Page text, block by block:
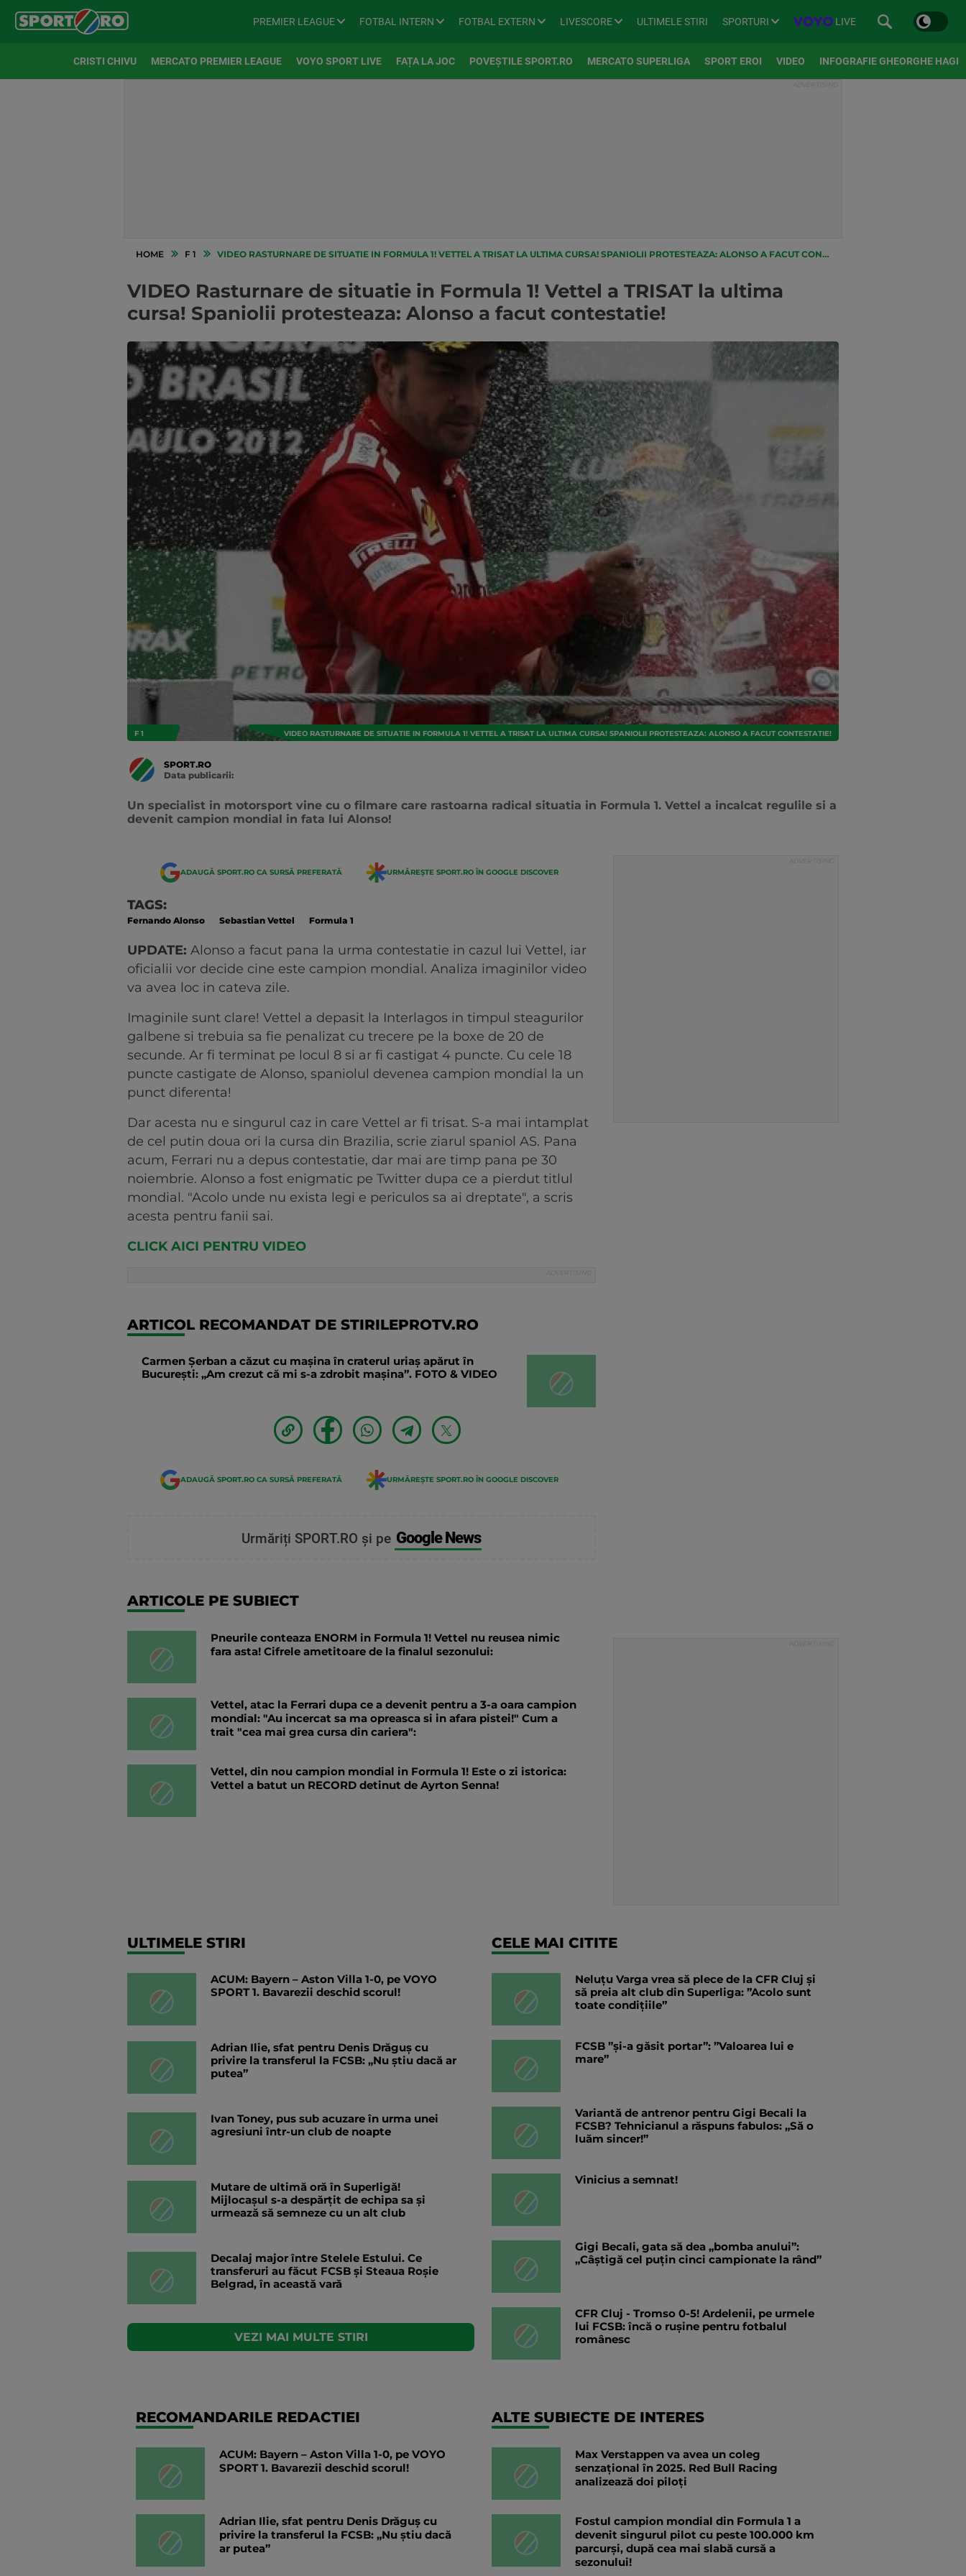
PREMIER LEAGUE FOTBAL INTERN FOTBAL EXTERN LIVESCORE ULTIMELE STIRI SPORTURI LIVE
CRISTI CHIVU MERCATO PREMIER LEAGUE VOYO SPORT LIVE FAȚA LA JOC POVEȘTILE SPORT.RO MERCATO SUPERLIGA SPORT EROI VIDEO INFOGRAFIE GHEORGHE HAGI
HOME F 1 VIDEO RASTURNARE DE SITUATIE IN FORMULA 1! VETTEL A TRISAT LA ULTIMA CURSA! SPANIOLII PROTESTEAZA: ALONSO A FACUT CONTESTATIE!
VIDEO Rasturnare de situatie in Formula 1! Vettel a TRISAT la ultima
cursa! Spaniolii protesteaza: Alonso a facut contestatie!
F 1 VIDEO RASTURNARE DE SITUATIE IN FORMULA 1! VETTEL A TRISAT LA ULTIMA CURSA! SPANIOLII PROTESTEAZA: ALONSO A FACUT CONTESTATIE!
SPORT.RO
Data publicarii:
Un specialist in motorsport vine cu o filmare care rastoarna radical situatia in Formula 1. Vettel a incalcat regulile si a
devenit campion mondial in fata lui Alonso!
ADAUGĂ SPORT.RO CA SURSĂ PREFERATĂ URMĂREȘTE SPORT.RO ÎN GOOGLE DISCOVER
TAGS:
Fernando Alonso Sebastian Vettel Formula 1
UPDATE: Alonso a facut pana la urma contestatie in cazul lui Vettel, iar
oficialii vor decide cine este campion mondial. Analiza imaginilor video
va avea loc in cateva zile.
Imaginile sunt clare! Vettel a depasit la Interlagos in timpul steagurilor
galbene si trebuia sa fie penalizat cu trecere pe la boxe de 20 de
secunde. Ar fi terminat pe locul 8 si ar fi castigat 4 puncte. Cu cele 18
puncte castigate de Alonso, spaniolul devenea campion mondial la un
punct diferenta!
Dar acesta nu e singurul caz in care Vettel ar fi trisat. S-a mai intamplat
de cel putin doua ori la cursa din Brazilia, scrie ziarul spaniol AS. Pana
acum, Ferrari nu a depus contestatie, dar mai are timp pana pe 30
noiembrie. Alonso a fost enigmatic pe Twitter dupa ce a pierdut titlul
mondial. "Acolo unde nu exista legi e periculos sa ai dreptate", a scris
acesta pentru fanii sai.
CLICK AICI PENTRU VIDEO
ARTICOL RECOMANDAT DE STIRILEPROTV.RO
Carmen Șerban a căzut cu mașina în craterul uriaș apărut în
București: „Am crezut că mi s-a zdrobit mașina”. FOTO & VIDEO
ADAUGĂ SPORT.RO CA SURSĂ PREFERATĂ URMĂREȘTE SPORT.RO ÎN GOOGLE DISCOVER
Urmăriți SPORT.RO și pe Google News
ARTICOLE PE SUBIECT
Pneurile conteaza ENORM in Formula 1! Vettel nu reusea nimic
fara asta! Cifrele ametitoare de la finalul sezonului:
Vettel, atac la Ferrari dupa ce a devenit pentru a 3-a oara campion
mondial: "Au incercat sa ma opreasca si in afara pistei!" Cum a
trait "cea mai grea cursa din cariera":
Vettel, din nou campion mondial in Formula 1! Este o zi istorica:
Vettel a batut un RECORD detinut de Ayrton Senna!
ULTIMELE STIRI
ACUM: Bayern – Aston Villa 1-0, pe VOYO
SPORT 1. Bavarezii deschid scorul!
Adrian Ilie, sfat pentru Denis Drăguș cu
privire la transferul la FCSB: „Nu știu dacă ar
putea”
Ivan Toney, pus sub acuzare în urma unei
agresiuni într-un club de noapte
Mutare de ultimă oră în Superligă!
Mijlocașul s-a despărțit de echipa sa și
urmează să semneze cu un alt club
Decalaj major între Stelele Estului. Ce
transferuri au făcut FCSB și Steaua Roșie
Belgrad, în această vară
VEZI MAI MULTE STIRI
CELE MAI CITITE
Neluțu Varga vrea să plece de la CFR Cluj și
să preia alt club din Superliga: ”Acolo sunt
toate condițiile”
FCSB ”și-a găsit portar”: ”Valoarea lui e
mare”
Variantă de antrenor pentru Gigi Becali la
FCSB? Tehnicianul a răspuns fabulos: „Să o
luăm sincer!”
Vinicius a semnat!
Gigi Becali, gata să dea „bomba anului”:
„Câștigă cel puțin cinci campionate la rând”
CFR Cluj - Tromso 0-5! Ardelenii, pe urmele
lui FCSB: încă o rușine pentru fotbalul
românesc
RECOMANDARILE REDACTIEI
ACUM: Bayern – Aston Villa 1-0, pe VOYO
SPORT 1. Bavarezii deschid scorul!
Adrian Ilie, sfat pentru Denis Drăguș cu
privire la transferul la FCSB: „Nu știu dacă
ar putea”
ALTE SUBIECTE DE INTERES
Max Verstappen va avea un coleg
senzațional în 2025. Red Bull Racing
analizează doi piloți
Fostul campion mondial din Formula 1 a
devenit singurul pilot cu peste 100.000 km
parcurși, după cea mai slabă cursă a
sezonului!